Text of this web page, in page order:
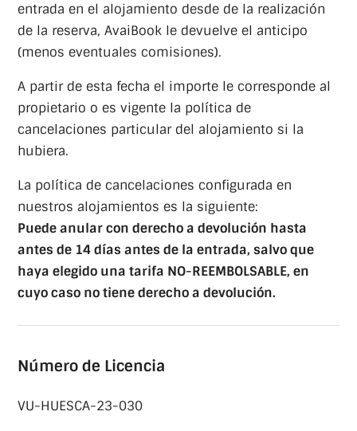
entrada en el alojamiento desde de la realización
de la reserva, AvaiBook le devuelve el anticipo
(menos eventuales comisiones).
A partir de esta fecha el importe le corresponde al
propietario o es vigente la política de
cancelaciones particular del alojamiento si la
hubiera.
La política de cancelaciones configurada en
nuestros alojamientos es la siguiente:
Puede anular con derecho a devolución hasta
antes de 14 días antes de la entrada, salvo que
haya elegido una tarifa NO-REEMBOLSABLE, en
cuyo caso no tiene derecho a devolución.
Número de Licencia
VU-HUESCA-23-030